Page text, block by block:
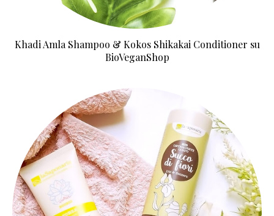
Khadi Amla Shampoo & Kokos Shikakai Conditioner su
BioVeganShop